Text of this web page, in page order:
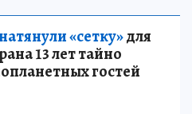
«сетку»для
13 лет тайно
гостей